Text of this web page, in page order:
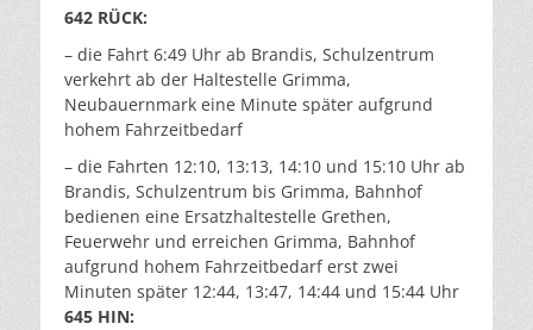
642 RÜCK:
– die Fahrt 6:49 Uhr ab Brandis, Schulzentrum
verkehrt ab der Haltestelle Grimma,
Neubauernmark eine Minute später aufgrund
hohem Fahrzeitbedarf
– die Fahrten 12:10, 13:13, 14:10 und 15:10 Uhr ab
Brandis, Schulzentrum bis Grimma, Bahnhof
bedienen eine Ersatzhaltestelle Grethen,
Feuerwehr und erreichen Grimma, Bahnhof
aufgrund hohem Fahrzeitbedarf erst zwei
Minuten später 12:44, 13:47, 14:44 und 15:44 Uhr
645 HIN: